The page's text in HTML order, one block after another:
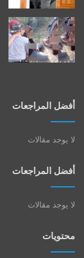
أفضل المراجعات
لا يوجد مقالات
أفضل المراجعات
لا يوجد مقالات
محتويات